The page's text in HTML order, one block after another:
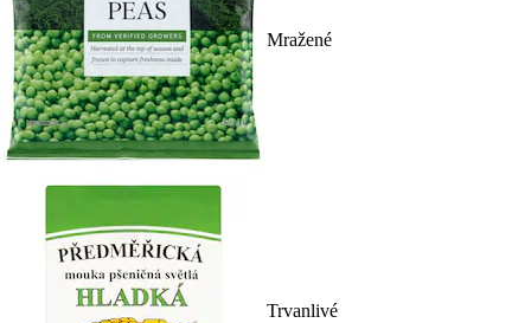
Mražené
Trvanlivé